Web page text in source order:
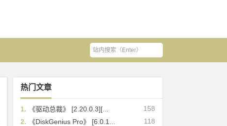
热门文章
158
1.
《驱动总裁》 [2.20.0.3][...
118
2.
《DiskGenius Pro》 [6.0.1...